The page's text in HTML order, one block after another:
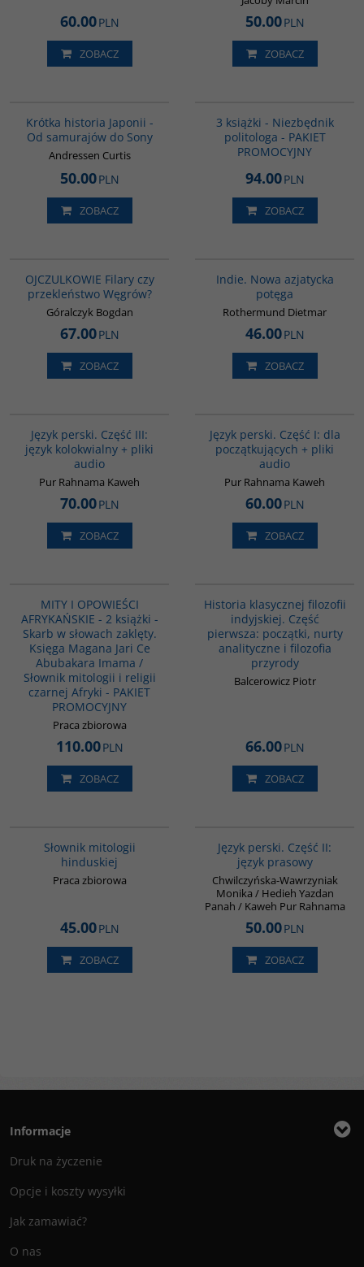
60.00PLN
ZOBACZ
50.00PLN
ZOBACZ
Krótka historia Japonii -
Od samurajów do Sony
Andressen Curtis
50.00PLN
ZOBACZ
3 książki - Niezbędnik
politologa - PAKIET
PROMOCYJNY
94.00PLN
ZOBACZ
OJCZULKOWIE Filary czy
przekleństwo Węgrów?
Góralczyk Bogdan
67.00PLN
ZOBACZ
Indie. Nowa azjatycka
potęga
Rothermund Dietmar
46.00PLN
ZOBACZ
Język perski. Część III:
język kolokwialny + pliki
audio
Pur Rahnama Kaweh
70.00PLN
ZOBACZ
Język perski. Część I: dla
początkujących + pliki
audio
Pur Rahnama Kaweh
60.00PLN
ZOBACZ
MITY I OPOWIEŚCI
AFRYKAŃSKIE - 2 książki -
Skarb w słowach zaklęty.
Księga Magana Jari Ce
Abubakara Imama /
Słownik mitologii i religii
czarnej Afryki - PAKIET
PROMOCYJNY
Praca zbiorowa
110.00PLN
ZOBACZ
Historia klasycznej filozofii
indyjskiej. Część
pierwsza: początki, nurty
analityczne i filozofia
przyrody
Balcerowicz Piotr
66.00PLN
ZOBACZ
Słownik mitologii
hinduskiej
Praca zbiorowa
45.00PLN
ZOBACZ
Język perski. Część II:
język prasowy
Chwilczyńska-Wawrzyniak
Monika / Hedieh Yazdan
Panah / Kaweh Pur Rahnama
50.00PLN
ZOBACZ
Informacje
Druk na życzenie
Opcje i koszty wysyłki
Jak zamawiać?
O nas